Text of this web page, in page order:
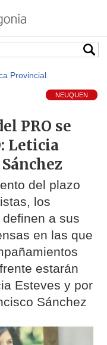
Provincial
NEUQUEN
PRO se
Leticia
del plazo
los
a sus
en las que
estarán
Esteves y por
Sánchez